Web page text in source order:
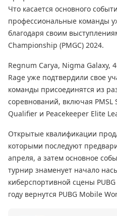
Что касается основного
профессиональные команды
благодаря своим
Championship (PMGC) 2024.
Regnum Carya, Nigma Galaxy,
Rage уже подтвердили свое
команды присоединятся из
соревнований, включая PMSL
Qualifier и Peacekeeper Elite
Открытые квалификации
которыми последуют
апреля, а затем основное
турнир знаменует начало
киберспортивной сцены
году вернутся PUBG Mobile